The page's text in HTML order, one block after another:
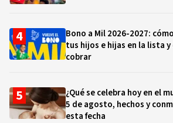
Bono a Mil 2026-2027:
tus hijos e hijas en la lista
cobrar
¿Qué se celebra hoy en el
5 de agosto, hechos y
esta fecha